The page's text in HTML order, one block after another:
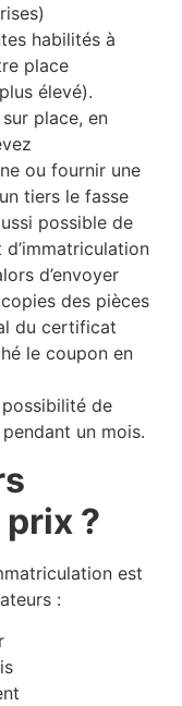
habilités à
place
élevé).
place, en
ou fournir une
tiers le fasse
possible de
d’envoyer
des pièces
du certificat
le coupon en
de
un mois.
prix ?
est
: